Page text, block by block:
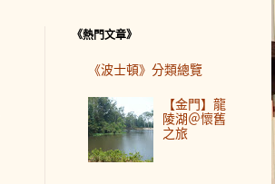
《熱門文章》
《波士頓》分類總覽
【金門】龍
陵湖＠懷舊
之旅